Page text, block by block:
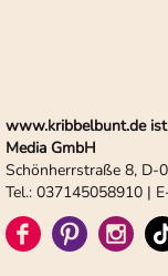
www.kribbelbunt.de
Media GmbH
Schönherrstraße 8, D-
Tel.: 037145058910 |